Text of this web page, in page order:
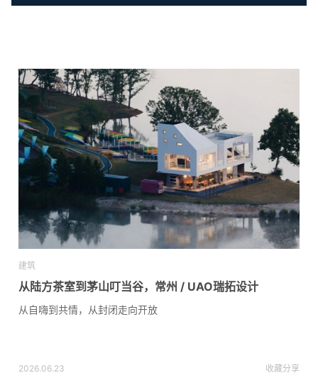
建筑
从陆方茶室到茅山叮当谷，常州 / UAO瑞拓设计
从自嗨到共情，从封闭走向开放
2026.06.23 收藏分享